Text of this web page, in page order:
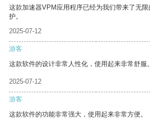
这款加速器VPM应用程序已经为我们带来了无
护。
2025-07-12
游客
这款软件的设计非常人性化，使用起来非常舒服。
2025-07-12
游客
这款软件的功能非常强大，使用起来非常方便。